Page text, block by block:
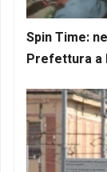
Spin Time:
Prefettura a